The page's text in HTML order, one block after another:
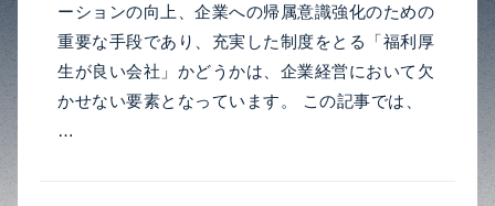
ーションの向上、企業への帰属意識強化のための
重要な手段であり、充実した制度をとる「福利厚
生が良い会社」かどうかは、企業経営において欠
かせない要素となっています。 この記事では、
…